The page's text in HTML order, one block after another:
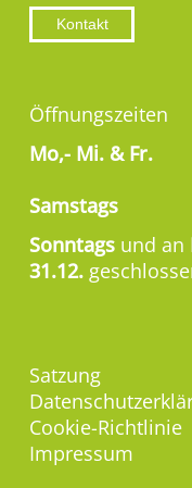
Kontakt
Öffnungszeiten
Mo,- Mi. & Fr.
Samstags
Sonntags und an
31.12.
Satzung
Cookie-Richtlinie
Impressum